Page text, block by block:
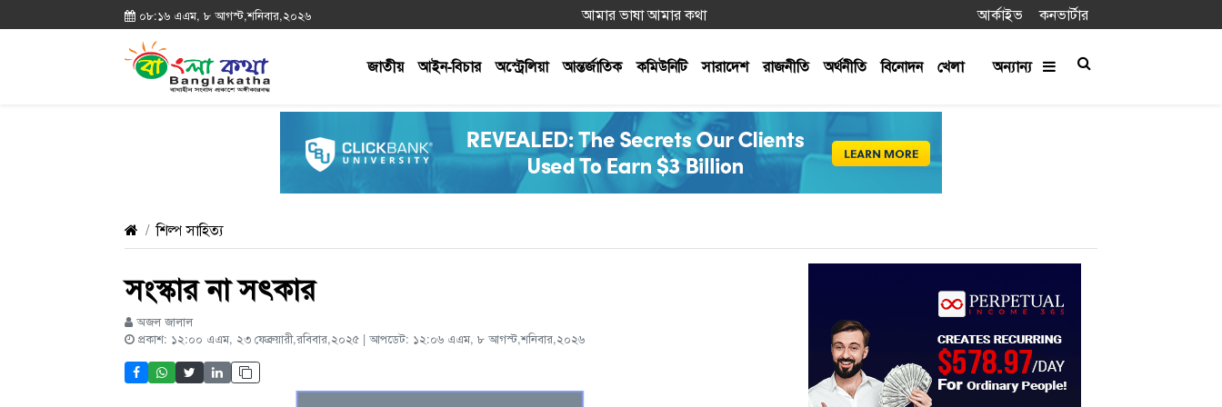
০৮:১৬ এএম, ৮ আগস্ট,শনিবার,২০২৬ আমার ভাষা আমার কথা আর্কাইভ কনভার্টার
জাতীয় আইন-বিচার অস্ট্রেলিয়া আন্তর্জাতিক কমিউনিটি সারাদেশ রাজনীতি অর্থনীতি বিনোদন খেলা অন্যান্য
শিল্প সাহিত্য
সংস্কার না সৎকার
অজল জালাল
প্রকাশ: ১২:০০ এএম, ২৩ ফেব্রুয়ারী,রবিবার,২০২৫ | আপডেট: ১২:০৬ এএম, ৮ আগস্ট,শনিবার,২০২৬